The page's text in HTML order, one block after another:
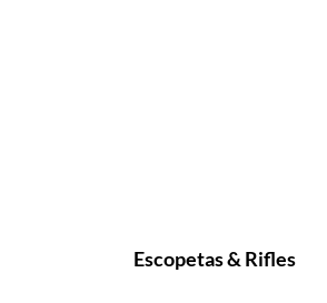
Escopetas & Rifles